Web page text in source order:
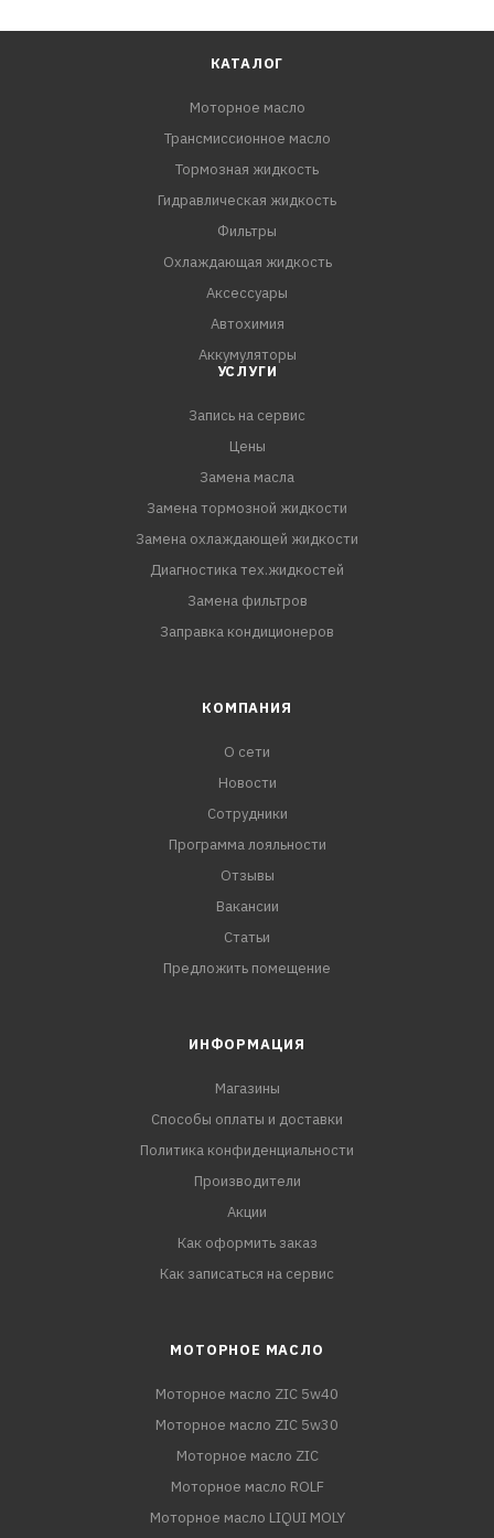
КАТАЛОГ
Моторное масло
Трансмиссионное масло
Тормозная жидкость
Гидравлическая жидкость
Фильтры
Охлаждающая жидкость
Аксессуары
Автохимия
Аккумуляторы
УСЛУГИ
Запись на сервис
Цены
Замена масла
Замена тормозной жидкости
Замена охлаждающей жидкости
Диагностика тех.жидкостей
Замена фильтров
Заправка кондиционеров
КОМПАНИЯ
О сети
Новости
Сотрудники
Программа лояльности
Отзывы
Вакансии
Статьи
Предложить помещение
ИНФОРМАЦИЯ
Магазины
Способы оплаты и доставки
Политика конфиденциальности
Производители
Акции
Как оформить заказ
Как записаться на сервис
МОТОРНОЕ МАСЛО
Моторное масло ZIC 5w40
Моторное масло ZIC 5w30
Моторное масло ZIC
Моторное масло ROLF
Моторное масло LIQUI MOLY